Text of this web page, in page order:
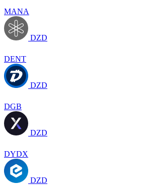
MANA
DZD
DENT
DZD
DGB
DZD
DYDX
DZD